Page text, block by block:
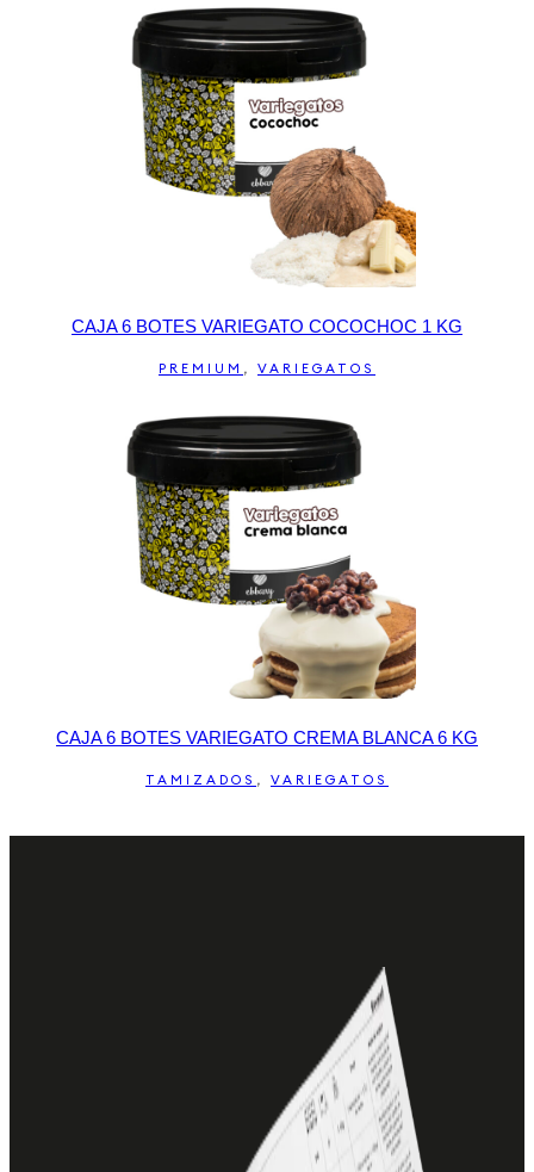
CAJA 6 BOTES VARIEGATO COCOCHOC 1 KG
PREMIUM , VARIEGATOS
CAJA 6 BOTES VARIEGATO CREMA BLANCA 6 KG
TAMIZADOS , VARIEGATOS